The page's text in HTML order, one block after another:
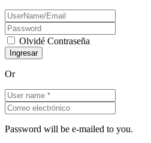
Olvidé Contraseña
Or
Password will be e-mailed to you.